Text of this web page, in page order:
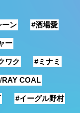
ーン #酒場愛
ー
ワク #ミナミ
COAL
#イーグル野村